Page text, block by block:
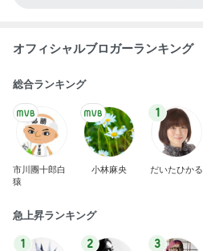
オフィシャルブロガーランキング
総合ランキング
市川團十郎白
猿
小林麻央
1
だいたひかる
急上昇ランキング
1 2 3